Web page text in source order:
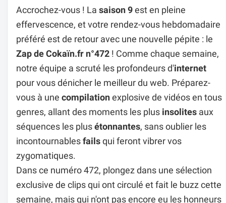
Accrochez-vous ! La saison 9 est en pleine
effervescence, et votre rendez-vous hebdomadaire
préféré est de retour avec une nouvelle pépite : le
Zap de Cokaïn.fr n°472 ! Comme chaque semaine,
notre équipe a scruté les profondeurs d'internet
pour vous dénicher le meilleur du web. Préparez-
vous à une compilation explosive de vidéos en tous
genres, allant des moments les plus insolites aux
séquences les plus étonnantes, sans oublier les
incontournables fails qui feront vibrer vos
zygomatiques.
Dans ce numéro 472, plongez dans une sélection
exclusive de clips qui ont circulé et fait le buzz cette
semaine, mais qui n'ont pas encore eu les honneurs